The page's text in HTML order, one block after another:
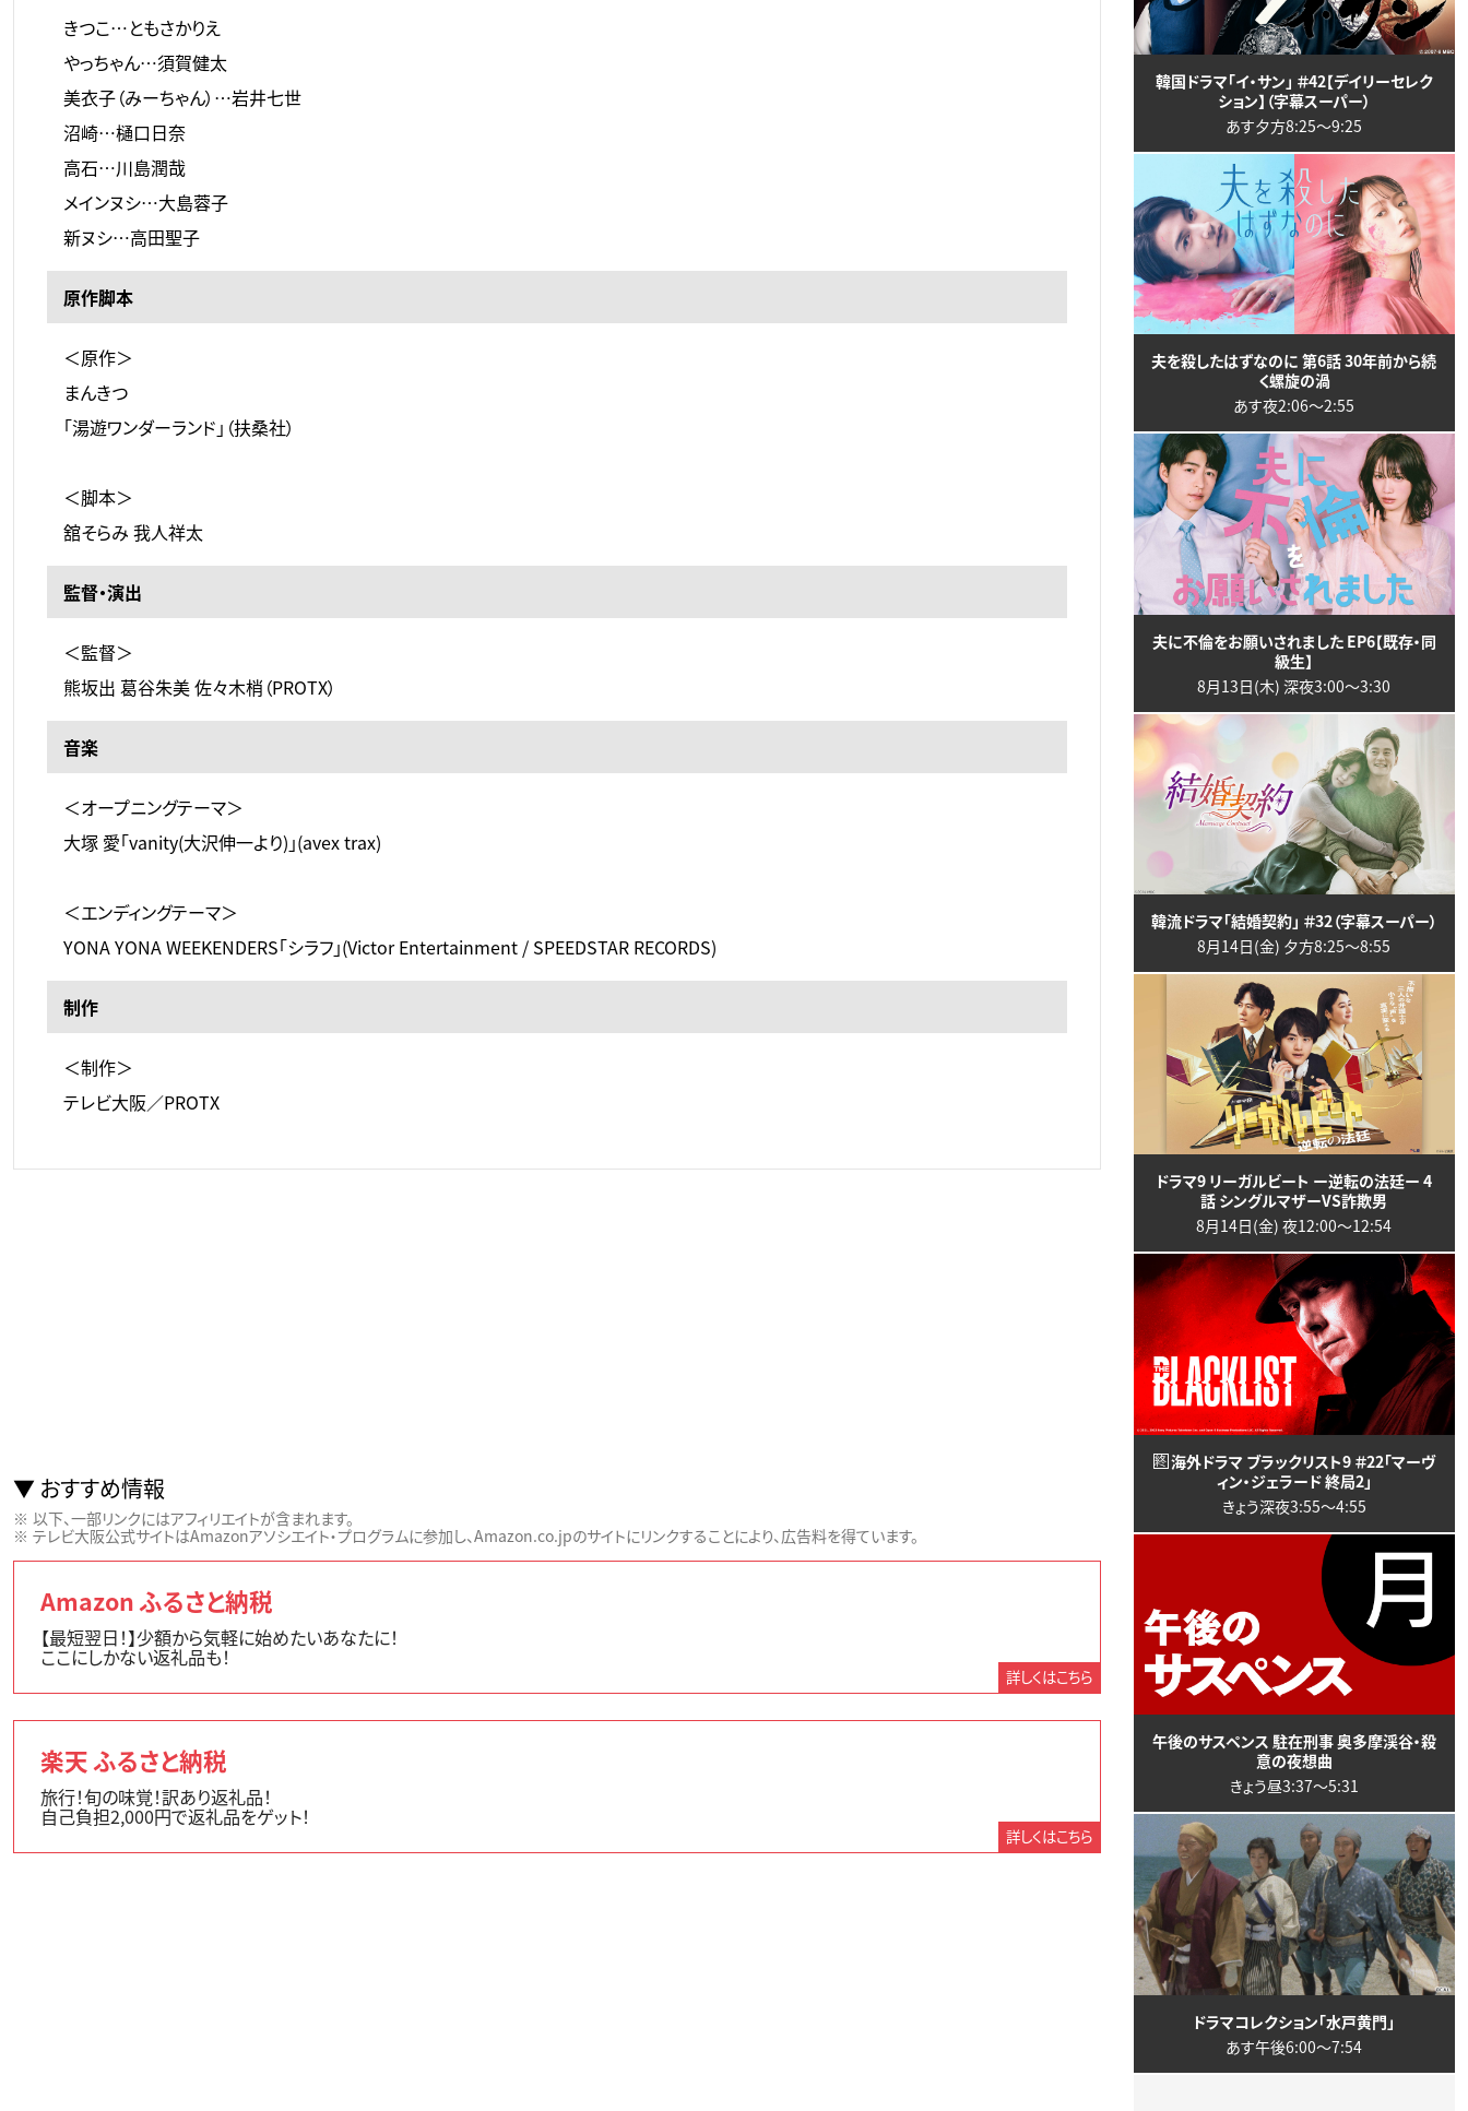
きつこ…ともさかりえ
やっちゃん…須賀健太
美衣子（みーちゃん）…岩井七世
沼崎…樋口日奈
高石…川島潤哉
メインヌシ…大島蓉子
新ヌシ…高田聖子
原作脚本
＜原作＞
まんきつ
「湯遊ワンダーランド」（扶桑社）
＜脚本＞
舘そらみ 我人祥太
監督・演出
＜監督＞
熊坂出 葛谷朱美 佐々木梢（PROTX）
音楽
＜オープニングテーマ＞
大塚 愛「vanity(大沢伸一より)」(avex trax)
＜エンディングテーマ＞
YONA YONA WEEKENDERS「シラフ」(Victor Entertainment / SPEEDSTAR RECORDS)
制作
＜制作＞
テレビ大阪／PROTX
おすすめ情報
以下、一部リンクにはアフィリエイトが含まれます。
テレビ大阪公式サイトはAmazonアソシエイト・プログラムに参加し、Amazon.co.jpのサイトにリンクすることにより、広告料を得ています。
Amazon ふるさと納税
【最短翌日！】少額から気軽に始めたいあなたに！
ここにしかない返礼品も！
詳しくはこちら
楽天 ふるさと納税
旅行！旬の味覚！訳あり返礼品！
自己負担2,000円で返礼品をゲット！
詳しくはこちら
韓国ドラマ「イ・サン」 ＃42【デイリーセレク
ション】（字幕スーパー）
あす夕方8:25〜9:25
夫を殺したはずなのに 第6話 30年前から続
く螺旋の渦
あす夜2:06〜2:55
夫に不倫をお願いされました EP6【既存・同
級生】
8月13日(木) 深夜3:00〜3:30
韓流ドラマ「結婚契約」 ＃32（字幕スーパー）
8月14日(金) 夕方8:25〜8:55
ドラマ9 リーガルビート ー逆転の法廷ー 4
話 シングルマザーVS詐欺男
8月14日(金) 夜12:00〜12:54
終 海外ドラマ ブラックリスト9 ＃22「マーヴ
ィン・ジェラード 終局2」
きょう深夜3:55〜4:55
午後のサスペンス 駐在刑事 奥多摩渓谷・殺
意の夜想曲
きょう昼3:37〜5:31
ドラマコレクション「水戸黄門」
あす午後6:00〜7:54